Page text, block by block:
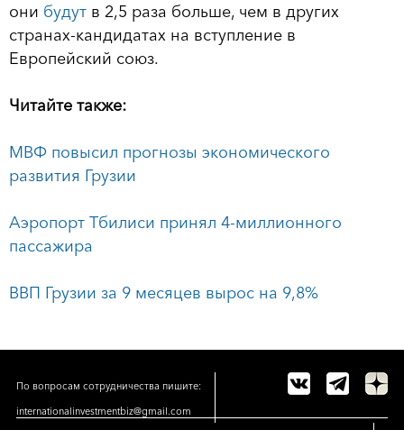
они будут в 2,5 раза больше, чем в других
странах-кандидатах на вступление в
Европейский союз.
Читайте также:
МВФ повысил прогнозы экономического
развития Грузии
Аэропорт Тбилиси принял 4-миллионного
пассажира
ВВП Грузии за 9 месяцев вырос на 9,8%
По вопросам сотрудничества пишите:
internationalinvestmentbiz@gmail.com